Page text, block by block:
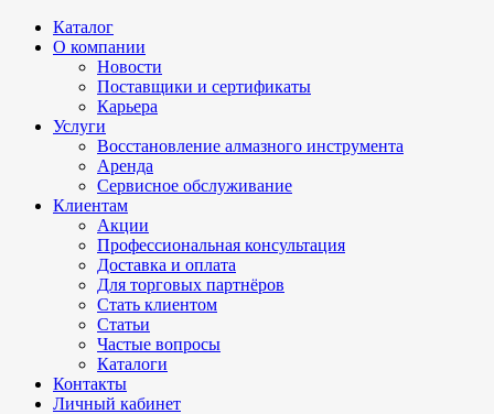
Каталог
О компании
Новости
Поставщики и сертификаты
Карьера
Услуги
Восстановление алмазного инструмента
Аренда
Сервисное обслуживание
Клиентам
Акции
Профессиональная консультация
Доставка и оплата
Для торговых партнёров
Стать клиентом
Статьи
Частые вопросы
Каталоги
Контакты
Личный кабинет